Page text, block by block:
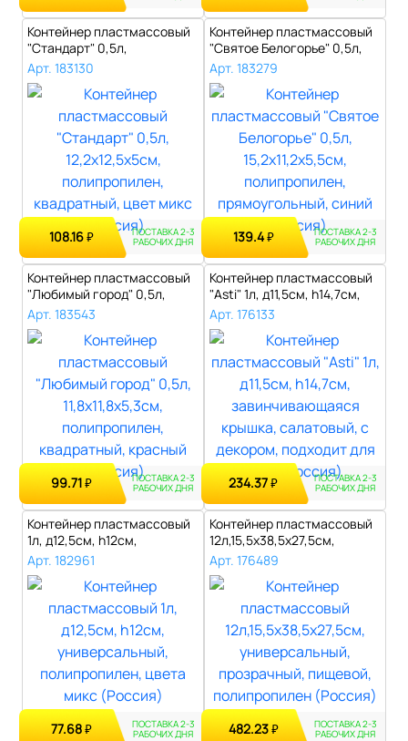
Контейнер пластмассовый
"Стандарт" 0,5л,
12,2х12,5х5см,..
Арт. 183130
108.16₽ ПОСТАВКА 2-3
РАБОЧИХ ДНЯ
Контейнер пластмассовый
"Святое Белогорье" 0,5л,
15,2х1..
Арт. 183279
139.4₽ ПОСТАВКА 2-3
РАБОЧИХ ДНЯ
Контейнер пластмассовый
"Любимый город" 0,5л,
11,8х11,8..
Арт. 183543
99.71₽ ПОСТАВКА 2-3
РАБОЧИХ ДНЯ
Контейнер пластмассовый
"Asti" 1л, д11,5см, h14,7см,
за..
Арт. 176133
234.37₽ ПОСТАВКА 2-3
РАБОЧИХ ДНЯ
Контейнер пластмассовый
1л, д12,5см, h12см,
универсальн..
Арт. 182961
77.68₽ ПОСТАВКА 2-3
РАБОЧИХ ДНЯ
Контейнер пластмассовый
12л,15,5х38,5х27,5см,
универсал..
Арт. 176489
482.23₽ ПОСТАВКА 2-3
РАБОЧИХ ДНЯ